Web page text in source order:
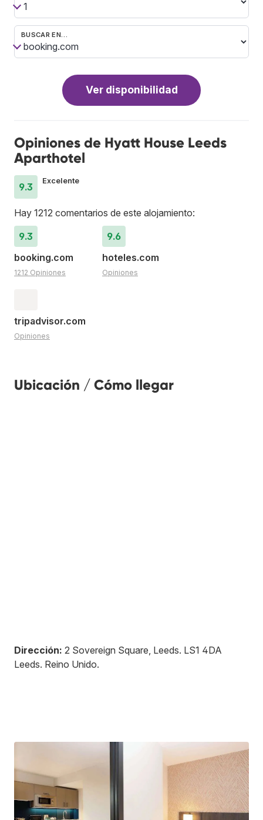
BUSCAR EN…
Ver disponibilidad
Opiniones de Hyatt House Leeds
Aparthotel
9.3
Excelente
Hay 1212 comentarios de este alojamiento:
9.3
booking.com
1212 Opiniones
9.6
hoteles.com
Opiniones
tripadvisor.com
Opiniones
Ubicación / Cómo llegar
Dirección: 2 Sovereign Square, Leeds. LS1 4DA
Leeds. Reino Unido.